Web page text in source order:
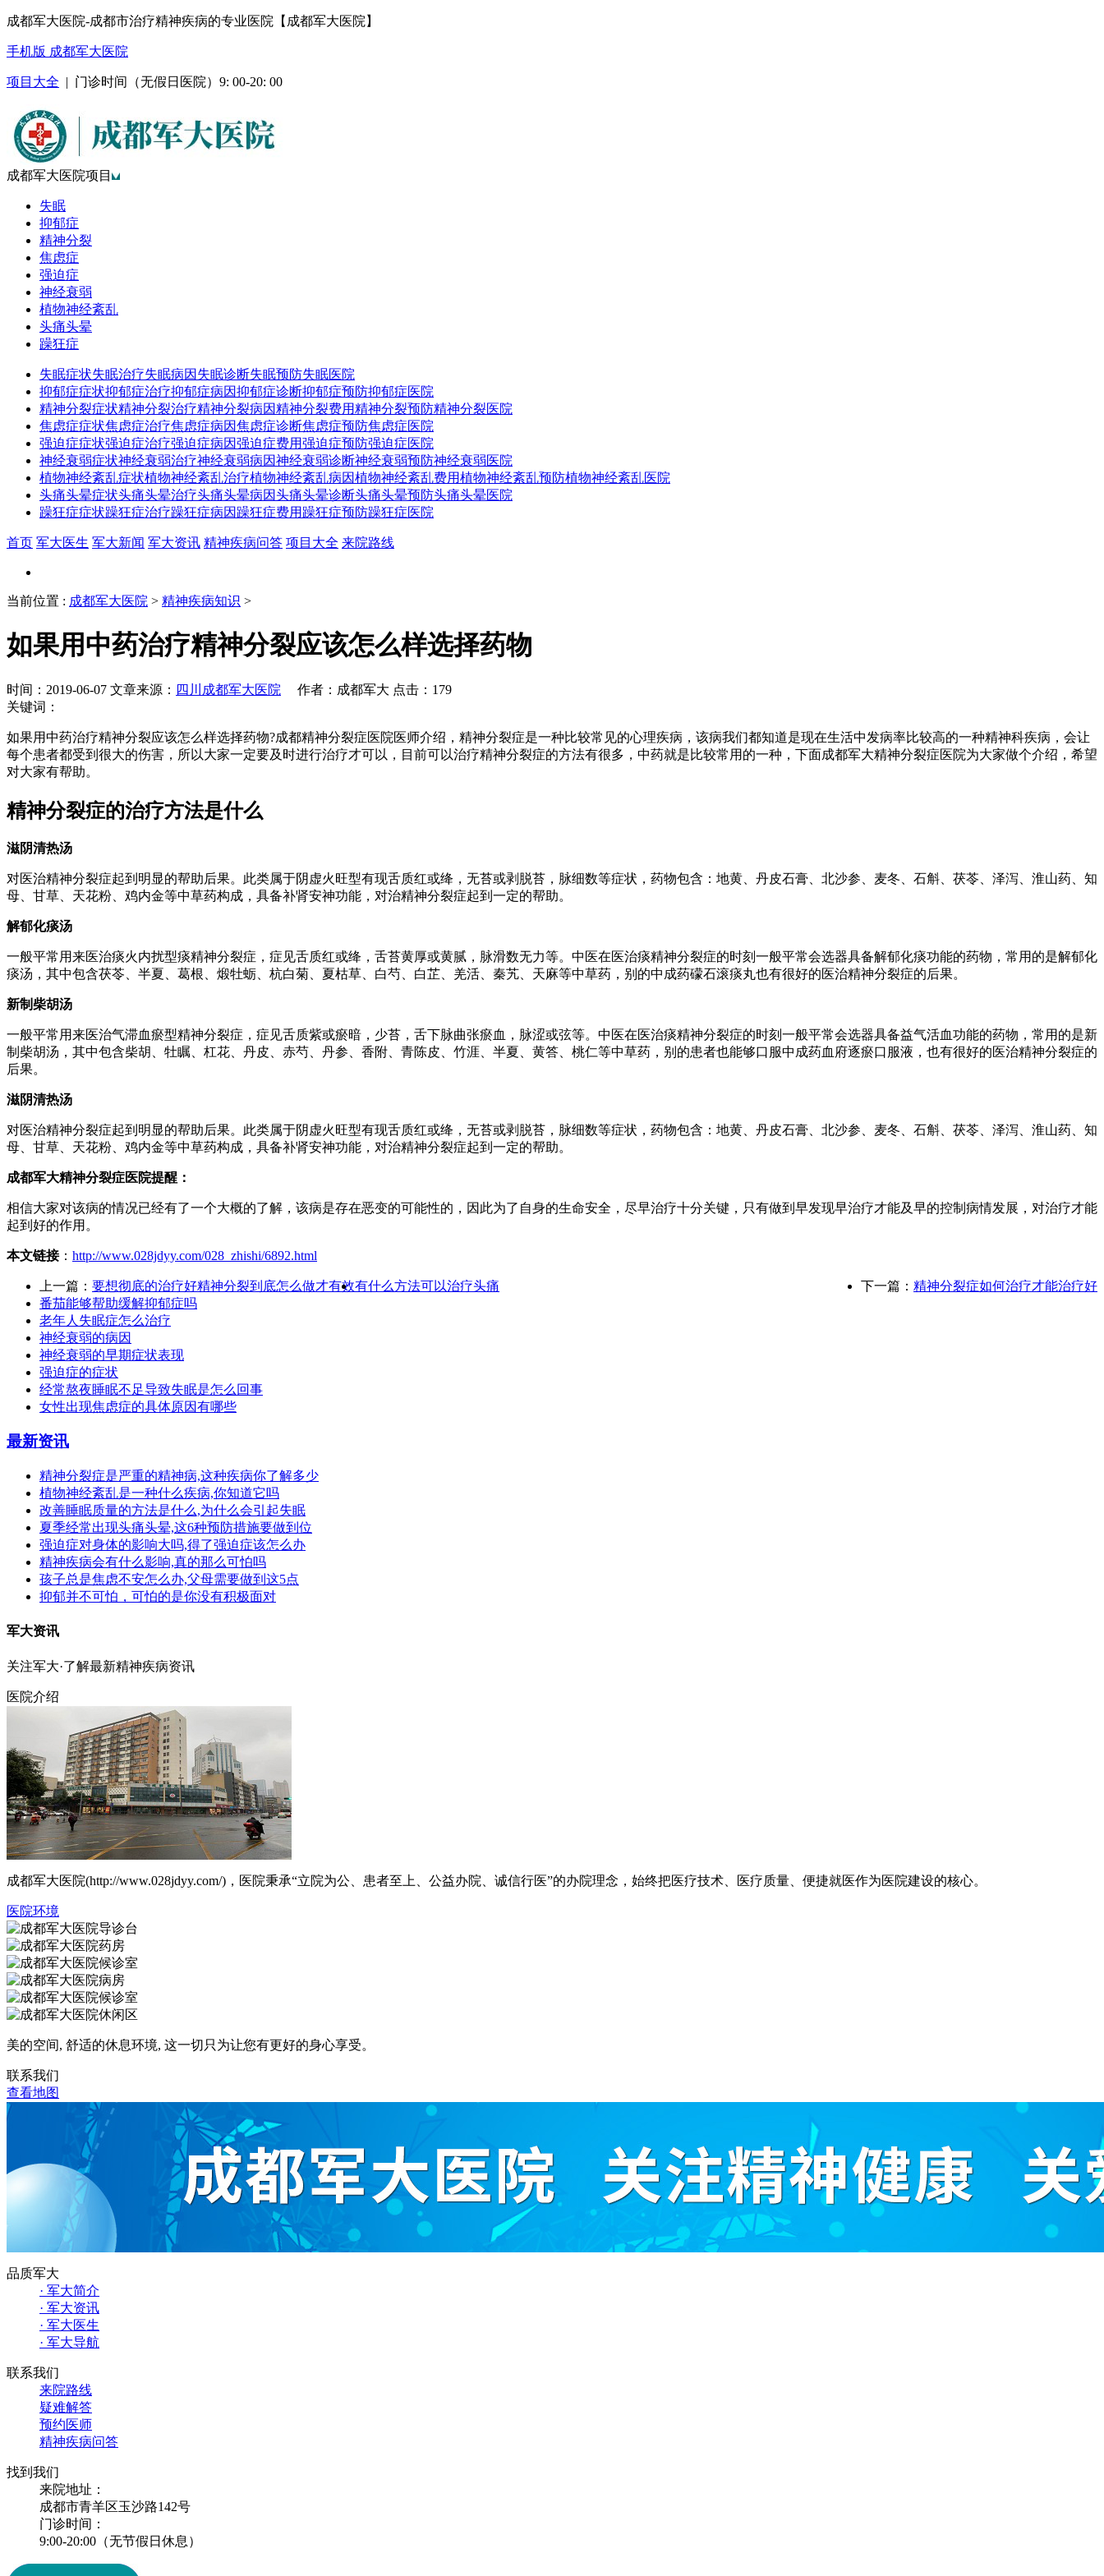
成都军大医院-成都市治疗精神疾病的专业医院【成都军大医院】
手机版 成都军大医院
项目大全 | 门诊时间（无假日医院）9: 00-20: 00
成都军大医院项目
失眠
抑郁症
精神分裂
焦虑症
强迫症
神经衰弱
植物神经紊乱
头痛头晕
躁狂症
失眠症状失眠治疗失眠病因 失眠诊断失眠预防失眠医院
抑郁症症状抑郁症治疗抑郁症病因抑郁症诊断抑郁症预防抑郁症医院
精神分裂症状精神分裂治疗精神分裂病因精神分裂费用精神分裂预防精神分裂医院
焦虑症症状焦虑症治疗焦虑症病因焦虑症诊断焦虑症预防焦虑症医院
强迫症症状强迫症治疗强迫症病因强迫症费用强迫症预防强迫症医院
神经衰弱症状神经衰弱治疗神经衰弱病因神经衰弱诊断神经衰弱预防神经衰弱医院
植物神经紊乱症状植物神经紊乱治疗植物神经紊乱病因植物神经紊乱费用植物神经紊乱预防植物神经紊乱医院
头痛头晕症状头痛头晕治疗头痛头晕病因头痛头晕诊断头痛头晕预防头痛头晕医院
躁狂症症状躁狂症治疗躁狂症病因 躁狂症费用 躁狂症预防躁狂症医院
首页 军大医生 军大新闻 军大资讯 精神疾病问答 项目大全 来院路线
当前位置 : 成都军大医院 > 精神疾病知识 >
如果用中药治疗精神分裂应该怎么样选择药物
时间：2019-06-07 文章来源： 四川成都军大医院 作者：成都军大 点击：179
关键词：
如果用中药治疗精神分裂应该怎么样选择药物?成都精神分裂症医院医师介绍，精神分裂症是一种比较常见的心理疾病，该病我们都知道是现在生活中发病率比较高的一种精神科疾病，会让
每个患者都受到很大的伤害，所以大家一定要及时进行治疗才可以，目前可以治疗精神分裂症的方法有很多，中药就是比较常用的一种，下面成都军大精神分裂症医院为大家做个介绍，希望
对大家有帮助。
精神分裂症的治疗方法是什么
滋阴清热汤
对医治精神分裂症起到明显的帮助后果。此类属于阴虚火旺型有现舌质红或绛，无苔或剥脱苔，脉细数等症状，药物包含：地黄、丹皮石膏、北沙参、麦冬、石斛、茯苓、泽泻、淮山药、知
母、甘草、天花粉、鸡内金等中草药构成，具备补肾安神功能，对治精神分裂症起到一定的帮助。
解郁化痰汤
一般平常用来医治痰火内扰型痰精神分裂症，症见舌质红或绛，舌苔黄厚或黄腻，脉滑数无力等。中医在医治痰精神分裂症的时刻一般平常会选器具备解郁化痰功能的药物，常用的是解郁化
痰汤，其中包含茯苓、半夏、葛根、煅牡蛎、杭白菊、夏枯草、白芍、白芷、羌活、秦艽、天麻等中草药，别的中成药礞石滚痰丸也有很好的医治精神分裂症的后果。
新制柴胡汤
一般平常用来医治气滞血瘀型精神分裂症，症见舌质紫或瘀暗，少苔，舌下脉曲张瘀血，脉涩或弦等。中医在医治痰精神分裂症的时刻一般平常会选器具备益气活血功能的药物，常用的是新
制柴胡汤，其中包含柴胡、牡瞩、杠花、丹皮、赤芍、丹参、香附、青陈皮、竹涯、半夏、黄答、桃仁等中草药，别的患者也能够口服中成药血府逐瘀口服液，也有很好的医治精神分裂症的
后果。
滋阴清热汤
对医治精神分裂症起到明显的帮助后果。此类属于阴虚火旺型有现舌质红或绛，无苔或剥脱苔，脉细数等症状，药物包含：地黄、丹皮石膏、北沙参、麦冬、石斛、茯苓、泽泻、淮山药、知
母、甘草、天花粉、鸡内金等中草药构成，具备补肾安神功能，对治精神分裂症起到一定的帮助。
成都军大精神分裂症医院提醒：
相信大家对该病的情况已经有了一个大概的了解，该病是存在恶变的可能性的，因此为了自身的生命安全，尽早治疗十分关键，只有做到早发现早治疗才能及早的控制病情发展，对治疗才能
起到好的作用。
本文链接： http://www.028jdyy.com/028_zhishi/6892.html
上一篇： 要想彻底的治疗好精神分裂到底怎么做才有效 下一篇： 精神分裂症如何治疗才能治疗好
有什么方法可以治疗头痛
番茄能够帮助缓解抑郁症吗
老年人失眠症怎么治疗
神经衰弱的病因
神经衰弱的早期症状表现
强迫症的症状
经常熬夜睡眠不足导致失眠是怎么回事
女性出现焦虑症的具体原因有哪些
最新资讯
精神分裂症是严重的精神病,这种疾病你了解多少
植物神经紊乱是一种什么疾病,你知道它吗
改善睡眠质量的方法是什么,为什么会引起失眠
夏季经常出现头痛头晕,这6种预防措施要做到位
强迫症对身体的影响大吗,得了强迫症该怎么办
精神疾病会有什么影响,真的那么可怕吗
孩子总是焦虑不安怎么办,父母需要做到这5点
抑郁并不可怕，可怕的是你没有积极面对
军大资讯
关注军大·了解最新精神疾病资讯
医院介绍
成都军大医院(http://www.028jdyy.com/)，医院秉承“立院为公、患者至上、公益办院、诚信行医”的办院理念，始终把医疗技术、医疗质量、便捷就医作为医院建设的核心。
医院环境
美的空间, 舒适的休息环境, 这一切只为让您有更好的身心享受。
联系我们
查看地图
品质军大
· 军大简介
· 军大资讯
· 军大医生
· 军大导航
联系我们
来院路线
疑难解答
预约医师
精神疾病问答
找到我们
来院地址：
成都市青羊区玉沙路142号
门诊时间：
9:00-20:00（无节假日休息）